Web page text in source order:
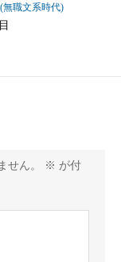
無職文系時代)
せん。 ※ が付